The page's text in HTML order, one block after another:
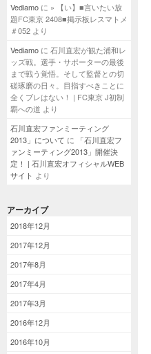
Vediamo に » 【い】■言いたい放
題FC東京 2408■掲示板レスマトメ
＃052 より
Vediamo に 石川直宏が観た浦和レ
ッズ戦。選手・サポーターの最後
まで戦う覚悟。そして監督との切
磋琢磨の日々。目指すべきことに
全くブレはない！ | FC東京 J初制
覇への道 より
石川直宏ファンミーティング
2013」について に
「石川直宏フ
ァンミーティング2013」開催決
定！ | 石川直宏オフィシャルWEB
サイト より
アーカイブ
2018年12月
2017年12月
2017年8月
2017年4月
2017年3月
2016年12月
2016年10月